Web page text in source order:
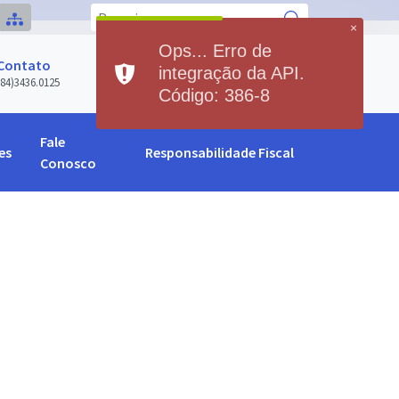
bug_report Previsão do Tempo
Serviço Indisponível
Fale
Conosco
Responsabilidade Fiscal
×
Ops... Erro de
integração da API.
Código: 386-8